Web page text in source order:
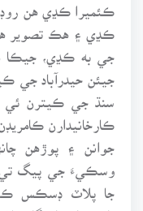
ڪئميرا ڪڍي هن
ڪڍي ۽ هڪ تصوير
جي به ڪڍي، جيڪا
جيئن حيدرآباد جي
سنڌ جي ڪيترن ئي
ڪارخانيدارن
جوانن ۽ پوڙهن
وسڪيءَ جي پيگ تي
جا پلاٽ ڊسڪس
پاڪستان تان ڳائڻ